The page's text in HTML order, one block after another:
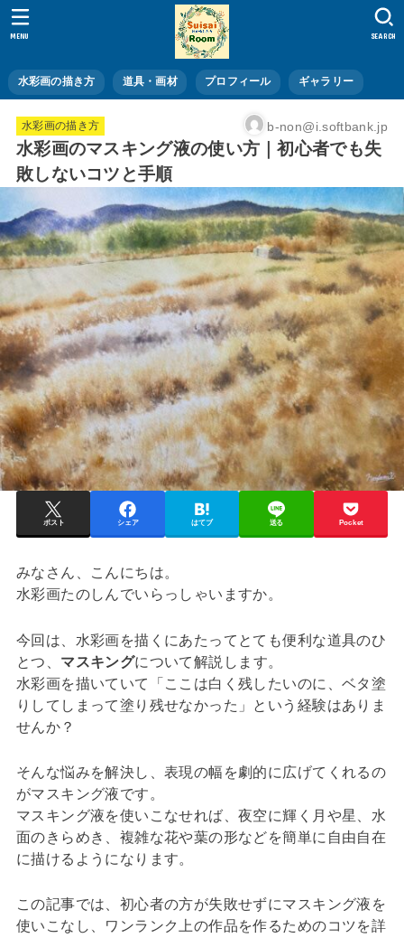
水彩画の描き方 道具・画材 プロフィール ギャラリー
SEARCH
MENU
水彩画の描き方 b-non@i.softbank.jp
水彩画のマスキング液の使い方｜初心者でも失
敗しないコツと手順
ポスト シェア はてブ 送る Pocket
みなさん、こんにちは。
水彩画たのしんでいらっしゃいますか。
今回は、水彩画を描くにあたってとても便利な道具のひ
とつ、 マスキングについて解説します。
水彩画を描いていて「ここは白く残したいのに、ベタ塗
りしてしまって塗り残せなかった」という経験はありま
せんか？
そんな悩みを解決し、表現の幅を劇的に広げてくれるの
がマスキング液です。
マスキング液を使いこなせれば、夜空に輝く月や星、水
面のきらめき、複雑な花や葉の形などを簡単に自由自在
に描けるようになります。
この記事では、初心者の方が失敗せずにマスキング液を
使いこなし、ワンランク上の作品を作るためのコツを詳